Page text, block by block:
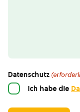
Datenschutz
Ich habe die